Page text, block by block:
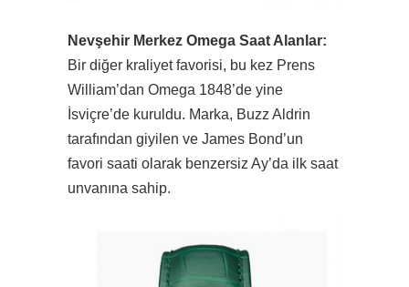
Nevşehir Merkez Omega Saat Alanlar:
Bir diğer kraliyet favorisi, bu kez Prens
William’dan Omega 1848’de yine
İsviçre’de kuruldu. Marka, Buzz Aldrin
tarafından giyilen ve James Bond’un
favori saati olarak benzersiz Ay’da ilk saat
unvanına sahip.